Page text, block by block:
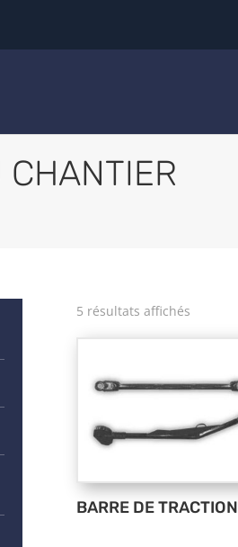
CHANTIER
5 résultats affichés
BARRE DE TRACTION